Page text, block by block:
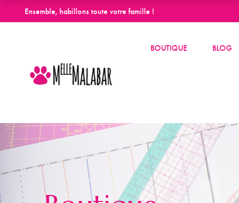
Ensemble, habillons toute votre famille !
BOUTIQUE BLOG